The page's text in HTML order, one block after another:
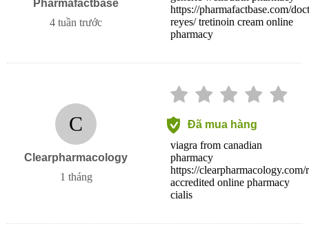
Pharmafactbase
4 tuần trước
https://pharmafactbase.com/
reyes/ tretinoin cream online
pharmacy
C
Clearpharmacology
1 tháng
Đã mua hàng
viagra from canadian
pharmacy
https://
accredited online pharmacy
cialis